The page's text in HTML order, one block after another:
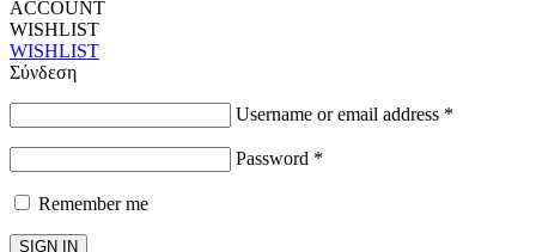
ACCOUNT
WISHLIST
WISHLIST
Σύνδεση
Username or email address *
Password *
Remember me
SIGN IN